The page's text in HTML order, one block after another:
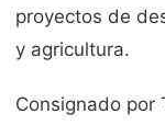
proyectos de
y agricultura.
Consignado por